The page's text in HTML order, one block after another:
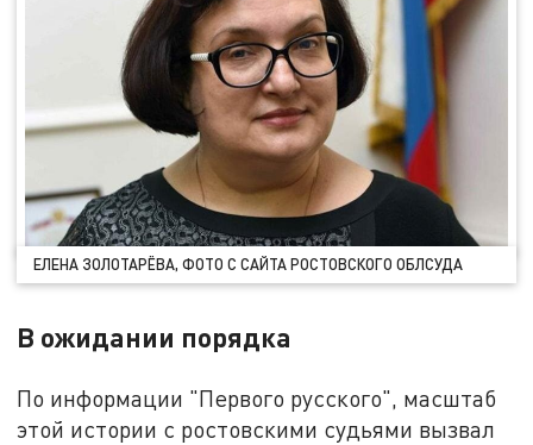
ЕЛЕНА ЗОЛОТАРЁВА, ФОТО С САЙТА РОСТОВСКОГО ОБЛСУДА
В ожидании порядка
По информации "Первого русского", масштаб
этой истории с ростовскими судьями вызвал